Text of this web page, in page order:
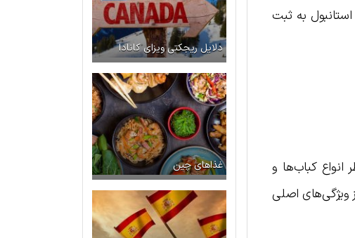
به ثبت
انواع کباب‌ها و
ویژگی‌های اصلی
دلایل ریجکتی ویزای کانادا
غذاهای چین